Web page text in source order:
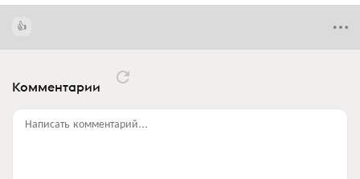
Комментарии
Написать комментарий...